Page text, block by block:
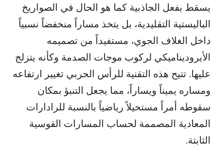
يسقط بفعل الجاذبية كما هو الحال في الصواريخ
الباليستية التقليدية، بل يتخذ مساراً منخفضاً نسبياً
داخل الغلاف الجوي، مستفيداً من تصميمه
الأيروديناميكي لركوب موجات الصدمة وكأنه يتزلج
عليها. تتيح هذه التقنية للرأس الحربي تغيير ارتفاعه
ومساره يميناً ويساراً، مما يجعل التنبؤ بمكان
سقوطه أمراً مستحيلاً رياضياً بالنسبة للرادارات
المعادية المصممة لحساب المسارات القوسية
الثابتة.